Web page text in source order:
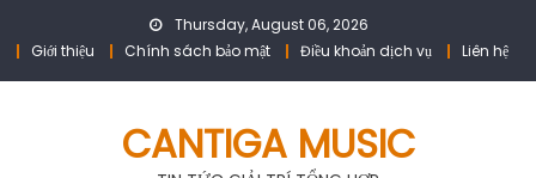
Thursday, August 06, 2026
Giới thiệu
Chính sách bảo mật Điều khoản dịch vụ Liên hệ
CANTIGA MUSIC